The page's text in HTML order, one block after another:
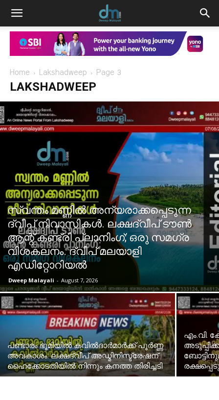
Home Lakshadweep Page 3
LAKSHADWEEP
സ്വന്തം മണ്ണിൽ അന്യരാക്കപ്പെടുന്ന
ദ്വീപ് നിവാസികൾ. ലക്ഷദ്വീപ് ടൗൺ
ആന്റ് കണ്ട്രി പ്ലാനിംഗ്; ഒരു സമഗ്ര
വിശകലനം. ദ്വീപ് മലയാളി
എഡിറ്റോറിയൽ
Dweep Malayali - August 7, 2026
പണ്ടാരം ഭൂമിയിൽ കവിൽദാർമാർക്ക് പൂർണ്ണ
അവകാശം: ലക്ഷദ്വീപ് അഡ്മിനിസ്ട്രേഷന്
ഹൈക്കോടതിയിൽ നിന്നും കനത്ത തിരിച്ചടി
​എം.വി.